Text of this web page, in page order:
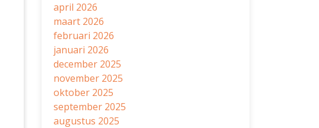
april 2026
maart 2026
februari 2026
januari 2026
december 2025
november 2025
oktober 2025
september 2025
augustus 2025